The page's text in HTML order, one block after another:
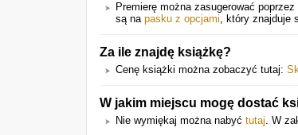
Premierę można zasugerować poprzez
są na pasku z opcjami, który znajduje
Za ile znajdę książkę?
Cenę książki można zobaczyć tutaj:
W jakim miejscu mogę dostać
Nie wymiękaj można nabyć tutaj. W